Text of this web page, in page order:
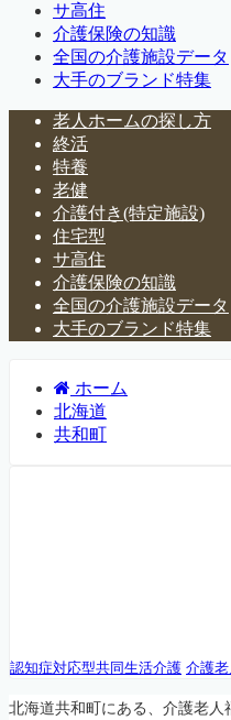
サ高住
介護保険の知識
全国の介護施設データ
大手のブランド特集
老人ホームの探し方
終活
特養
老健
介護付き(特定施設)
住宅型
サ高住
介護保険の知識
全国の介護施設データ
大手のブランド特集
ホーム
北海道
共和町
認知症対応型共同生活介護 介護老
北海道共和町にある、介護老人